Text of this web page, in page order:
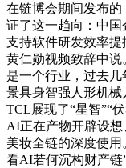
在链博会期间发布
证了这一趋向：中国
支持软件研发效率提
黄仁勋视频致辞中
是一个行业，过去
景具身智强人形机械
TCL展现了“星智”“
AI正在产物开辟设
美妆全链的深度使用
看AI若何沉构财产链